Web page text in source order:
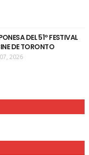
DEL 51º FESTIVAL
DE TORONTO
2026